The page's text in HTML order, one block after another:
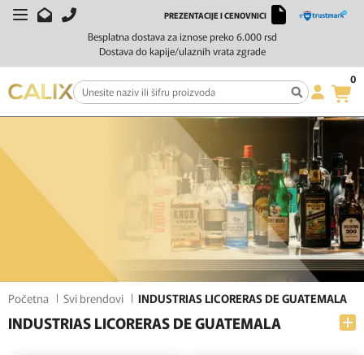
Besplatna dostava za iznose preko 6.000 rsd
Dostava do kapije/ulaznih vrata zgrade
PREZENTACIJE I CENOVNICI
0
Početna Svi brendovi INDUSTRIAS LICORERAS DE GUATEMALA
INDUSTRIAS LICORERAS DE GUATEMALA
FILTERI
SORTIRAJ